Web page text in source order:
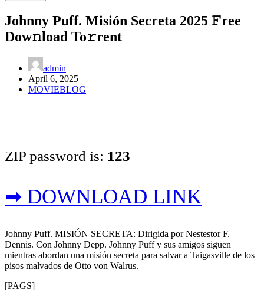
Johnny Puff. Misión Secreta 2025 𝙵ree
Dow𝚗load To𝚛rent
admin
April 6, 2025
MOVIEBLOG
ZIP password is: 123
➡ DOWNLOAD LINK
Johnny Puff. MISIÓN SECRETA: Dirigida por Nestestor F.
Dennis. Con Johnny Depp. Johnny Puff y sus amigos siguen
mientras abordan una misión secreta para salvar a Taigasville de los
pisos malvados de Otto von Walrus.
[PAGS]